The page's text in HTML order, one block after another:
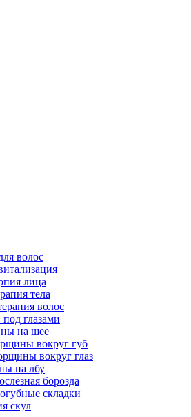
волос
лица
тела
волос
глазами
на шее
вокруг губ
вокруг глаз
на лбу
борозда
складки
скул